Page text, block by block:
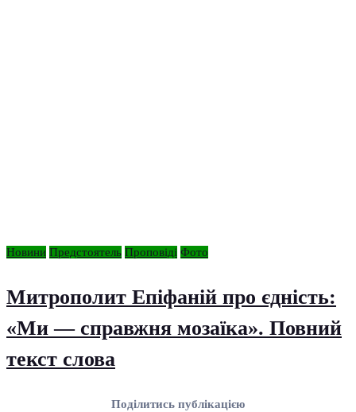
Новини Предстоятель Проповіді Фото
Митрополит Епіфаній про єдність:
«Ми — справжня мозаїка». Повний
текст слова
Поділитись публікацією